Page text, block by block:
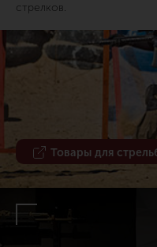
стрелков.
Товары для